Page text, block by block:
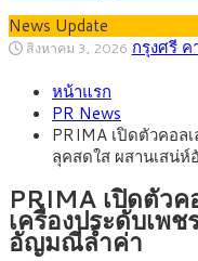
News Update
สิงหาคม 3, 2026 กรุงศรี
เดินหน้า 5 ยุทธศาสตร์ รื้อ
ศักยภาพ
กรกฎาคม 27, 2026
ติดลายการ์ตูน กรมศุลกาก
ใหญ่จากเยอรมนี
กรกฎาคม 27, 2026
2569) ซื้อขายในกรอบ
สิงหาคม 5, 2026 ครม.ไฟเ
หน้ารถไฟฟ้าสงขลา โมโน
สิงหาคม 4, 2026 สธ.ชี้ รพ.
รายหัวเพียง 2,618 บาท
งานจริง
หน้าแรก
PR News
PRIMA เปิดตัวคอล
ลุคสดใส ผสานเสน่
PRIMA เปิดตัว
เครื่องประดับเพ
อัญมณีล้ำค่า